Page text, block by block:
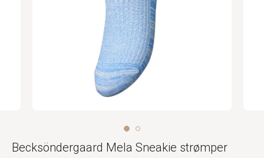
Becksöndergaard Mela Sneakie strømper